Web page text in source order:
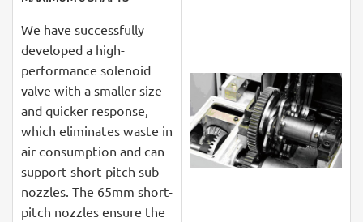
We have successfully
developed a high-
performance solenoid
valve with a smaller size
and quicker response,
which eliminates waste in
air consumption and can
support short-pitch sub
nozzles. The 65mm short-
pitch nozzles ensure the